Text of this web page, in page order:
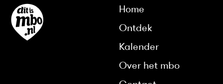
Home
Ontdek
Kalender
Over het mbo